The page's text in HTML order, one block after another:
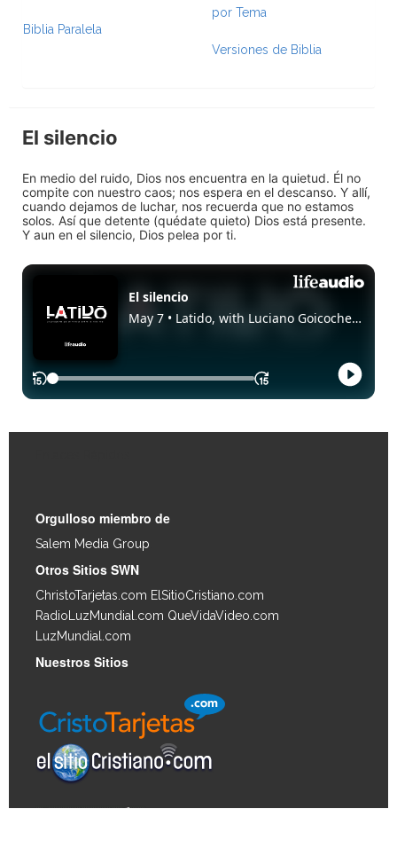
Biblia Paralela
por Tema
Versiones de Biblia
El silencio
En medio del ruido, Dios nos encuentra en la quietud. Él no
compite con nuestro caos; nos espera en el descanso. Y allí,
cuando dejamos de luchar, nos recuerda que no estamos
solos. Así que detente (quédate quieto) Dios está presente.
Y aun en el silencio, Dios pelea por ti.
Orgulloso miembro de
Salem Media Group
Otros Sitios SWN
ChristoTarjetas.com ElSitioCristiano.com
RadioLuzMundial.com QueVidaVideo.com
LuzMundial.com
Nuestros Sitios